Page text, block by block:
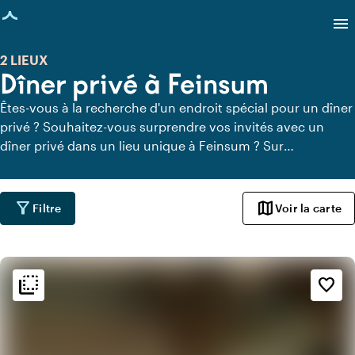
chargée
menu
Dîner privé à Feinsum
2 LIEUX
Êtes-vous à la recherche d'un endroit spécial pour un dîner
privé ? Souhaitez-vous surprendre vos invités avec un
dîner privé dans un lieu unique à Feinsum ? Sur
tous les lieux à Feinsum où vous pouvez dîner en toute
tranquillité. Découvrez tous les lieux de restauration privée
pour un délicieux dîner privé.
filter_alt Filtre mapVoir la carte
flip_to_back favorite_border
flip_to_back Ambiance
info
Rustique